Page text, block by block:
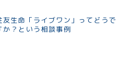
友生命「ライブワン」ってどうで
か？という相談事例